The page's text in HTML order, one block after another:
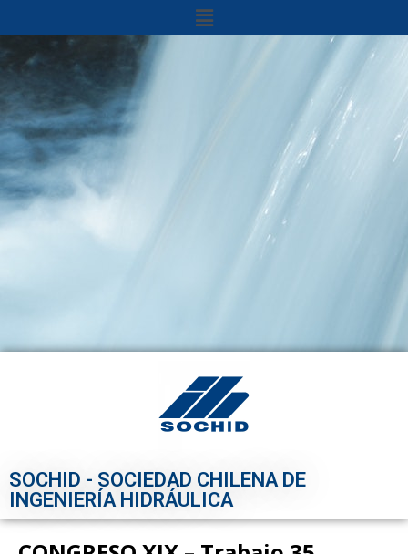
SOCHID - SOCIEDAD CHILENA DE
INGENIERÍA HIDRÁULICA